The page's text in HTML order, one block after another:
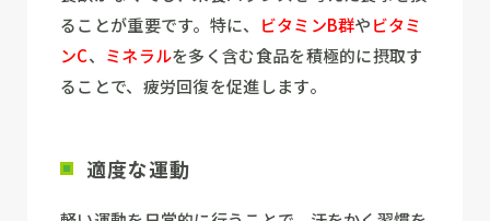
ることが重要です。特に、
ビタミンB群やビタミ
ンC、 ミネラルを多く含む食品を積極的に摂取す
ることで、疲労回復を促進します。
適度な運動